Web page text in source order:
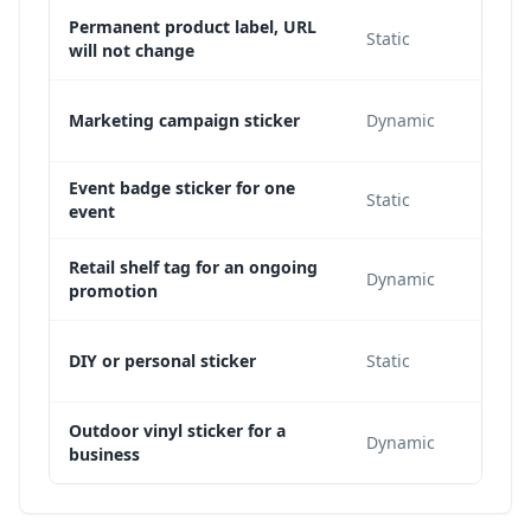
Permanent product label, URL
will not change
Static
Marketing campaign sticker Dynamic
Event badge sticker for one
event
Static
Retail shelf tag for an ongoing
promotion
Dynamic
DIY or personal sticker Static
Outdoor vinyl sticker for a
business
Dynamic